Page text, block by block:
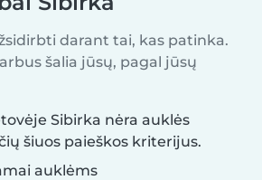
darant tai, kas patinka.
šalia jūsų, pagal jūsų
Sibirka nėra auklės
šiuos paieškos kriterijus.
auklėms